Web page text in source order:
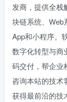
发商，提供全栈
块链系统、Web
App和小程序。
数字化转型与商
码交付，帮企业
咨询本站的技术
获得最前沿的技